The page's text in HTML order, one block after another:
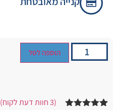
הוספה לסל
(
3חוות דעת לקוח)